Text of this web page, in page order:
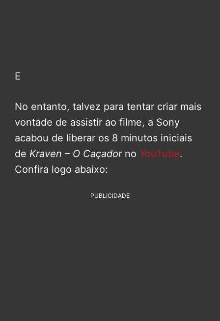
E
No entanto, talvez para tentar criar mais
vontade de assistir ao filme, a Sony
acabou de liberar os 8 minutos iniciais
de Kraven – O Caçadorno YouTube.
Confira logo abaixo:
PUBLICIDADE